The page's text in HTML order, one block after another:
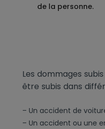
de la personne.
Les dommages
être subis dans
– Un accident de
– Un accident ou une